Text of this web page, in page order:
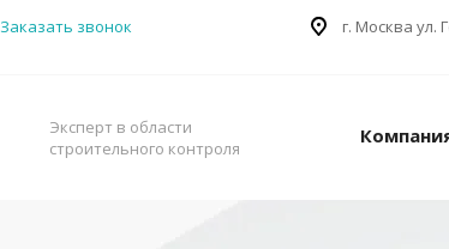
Заказать звонок г. Москва ул.
Эксперт в области
строительного контроля